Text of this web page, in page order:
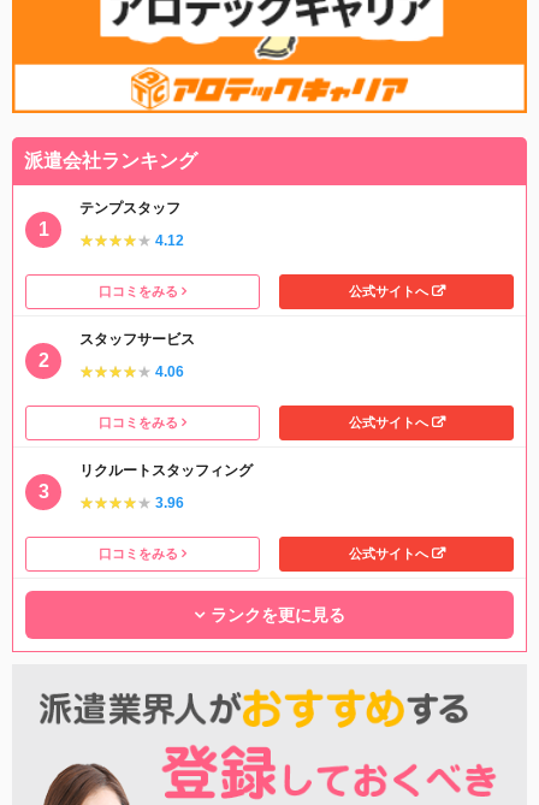
派遣会社ランキング
テンプスタッフ
★★★★★
★★★★★ 4.12
口コミをみる 公式サイトへ
スタッフサービス
★★★★★
★★★★★ 4.06
口コミをみる 公式サイトへ
リクルートスタッフィング
★★★★★
★★★★★ 3.96
口コミをみる 公式サイトへ
ランクを更に見る